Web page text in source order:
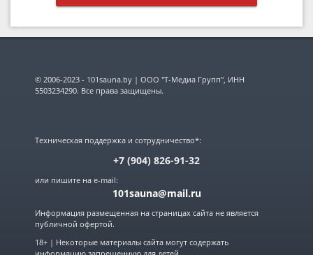
© 2006-2023 - 101sauna.by | ООО "Т-Медиа Групп", ИНН
5503234290. Все права защищены.
Техническая поддержка и сотрудничество*:
+7 (904) 826-91-32
или пишите на e-mail:
101sauna@mail.ru
Информация размещенная на страницах сайта не является
публичной офертой.
18+ | Некоторые материалы сайта могут содержать